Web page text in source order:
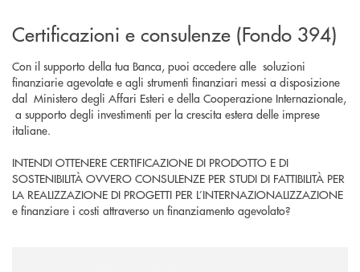
Certificazioni e consulenze (Fondo 394)
Con il supporto della tua Banca, puoi accedere alle soluzioni
finanziarie agevolate e agli strumenti finanziari messi a disposizione
dal Ministero degli Affari Esteri e della Cooperazione Internazionale,
a supporto degli investimenti per la crescita estera delle imprese
italiane.
INTENDI OTTENERE CERTIFICAZIONE DI PRODOTTO E DI
SOSTENIBILITÀ OVVERO CONSULENZE PER STUDI DI FATTIBILITÀ PER
LA REALIZZAZIONE DI PROGETTI PER L’INTERNAZIONALIZZAZIONE
e finanziare i costi attraverso un finanziamento agevolato?